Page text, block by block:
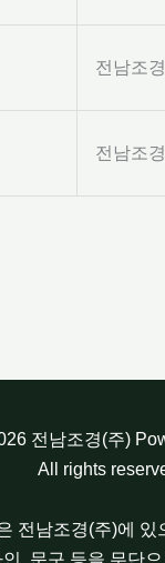
전남조
전남조
전남조경(주)
All rights
전남조경(주)에
, 문구 등을 무단